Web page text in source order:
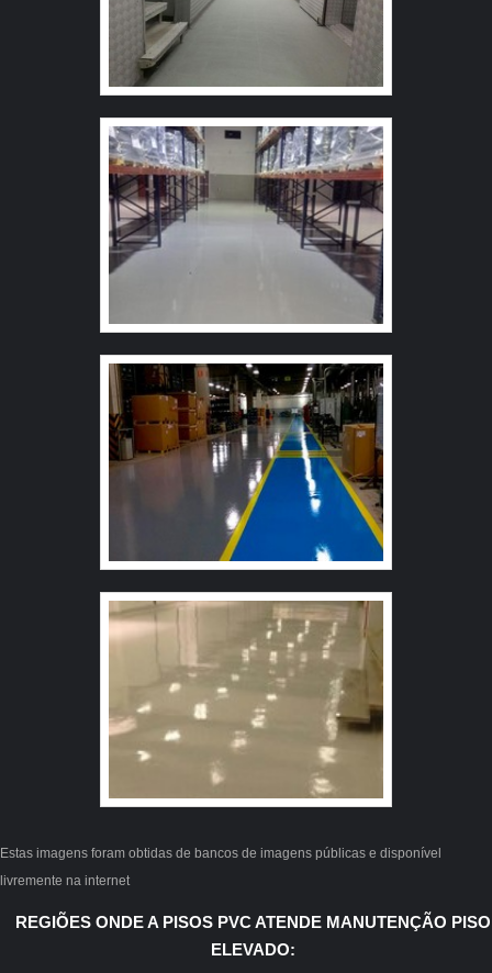
qualidade e eficiência, características simples, mas que
mostram o comprometimento da empresa com seus
clientes. Esses e outros motivos são a razão pela qual a
segmento de amortecedores de vibração. A empresa
busca a tecnologia e desenvolvimento no que gera
resultado e qualidade para os clientes. O time tem
colaboradores proativos que terão o maior prazer em
auxiliar com suas dúvidas. A MAIOR REFERÊNCIA NO
SEGMENTO Somente na AVD Solution tem tudo que se
precisa para amortecedores de vibração. São opções
variadas que a empresa oferece, como amortecedores
de vibração para estúdios e amortecedores para
máquinas e equipamentos com ótima qualidade e
eficiência. Apresentando produtos de alto padrão, a
empresa conta com profissionais especializados e
instalações modernas e em bom estado, conquistando
então a confiança de todos. A AVD Solution é uma
empresa que tem despontado no segmento pela
seriedade e qualidade, que garantem a melhor
experiência para parceiros novos e antigos.
Estas imagens foram obtidas de bancos de imagens públicas e disponível
livremente na internet
REGIÕES ONDE A PISOS PVC ATENDE MANUTENÇÃO PISO
ELEVADO: